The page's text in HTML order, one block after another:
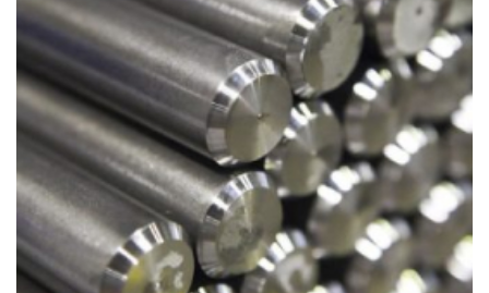
Сгоны
Удлинители для труб
Крестовины
Контргайки